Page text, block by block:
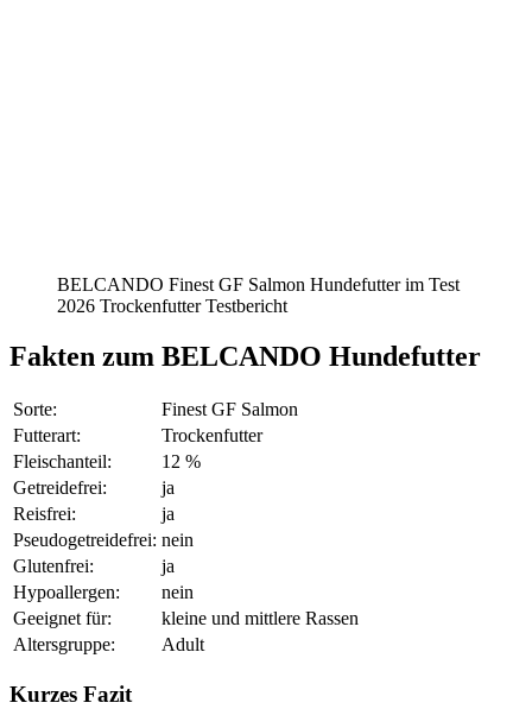
BELCANDO Finest GF Salmon Hundefutter im Test
2026 Trockenfutter Testbericht
Fakten zum BELCANDO Hundefutter
Sorte:
Finest GF Salmon
Futterart:
Trockenfutter
Fleischanteil:
12 %
Getreidefrei:
ja
Reisfrei:
ja
Pseudogetreidefrei: nein
Glutenfrei:
ja
Hypoallergen:
nein
Geeignet für:
kleine und mittlere Rassen
Altersgruppe:
Adult
Kurzes Fazit